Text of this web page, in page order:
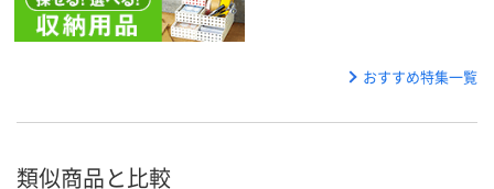
おすすめ特集一覧
類似商品と比較